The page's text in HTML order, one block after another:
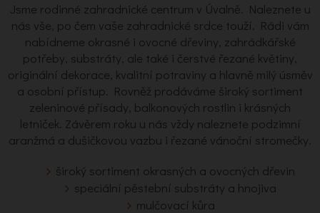
Jsme rodinné zahradnické centrum v Úvalně. Naleznete u
nás vše, po čem vaše zahradnické srdce touží. Rádi vám
nabídneme okrasné i ovocné dřeviny, zahrádkářské
potřeby, substráty, ale také i čerstvé řezané květiny,
originální dekorace, kvalitní potraviny a hlavně milý úsměv
a osobní přístup. Rovněž prodáváme široký sortiment
zeleninové přísady, balkonových rostlin i krásných
letniček. Závěrem roku u nás vždy naleznete podzimní
aranžmá a dušičkovou vazbu i řezané vánoční stromečky.
široký sortiment okrasných a ovocných dřevin
speciální pěstební substráty a hnojiva
mulčovací kůra